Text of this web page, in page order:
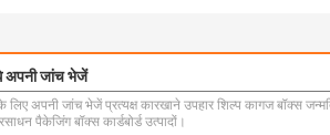
अपनी जांच भेजें